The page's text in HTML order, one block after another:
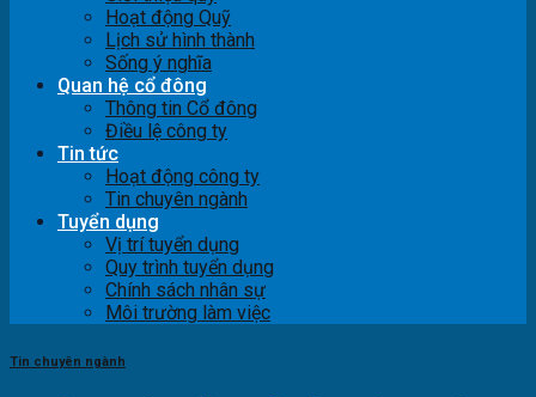
Hoạt động Quỹ
Lịch sử hình thành
Sống ý nghĩa
Quan hệ cổ đông
Thông tin Cổ đông
Điều lệ công ty
Tin tức
Hoạt động công ty
Tin chuyên ngành
Tuyển dụng
Vị trí tuyển dụng
Quy trình tuyển dụng
Chính sách nhân sự
Môi trường làm việc
Tin chuyên ngành